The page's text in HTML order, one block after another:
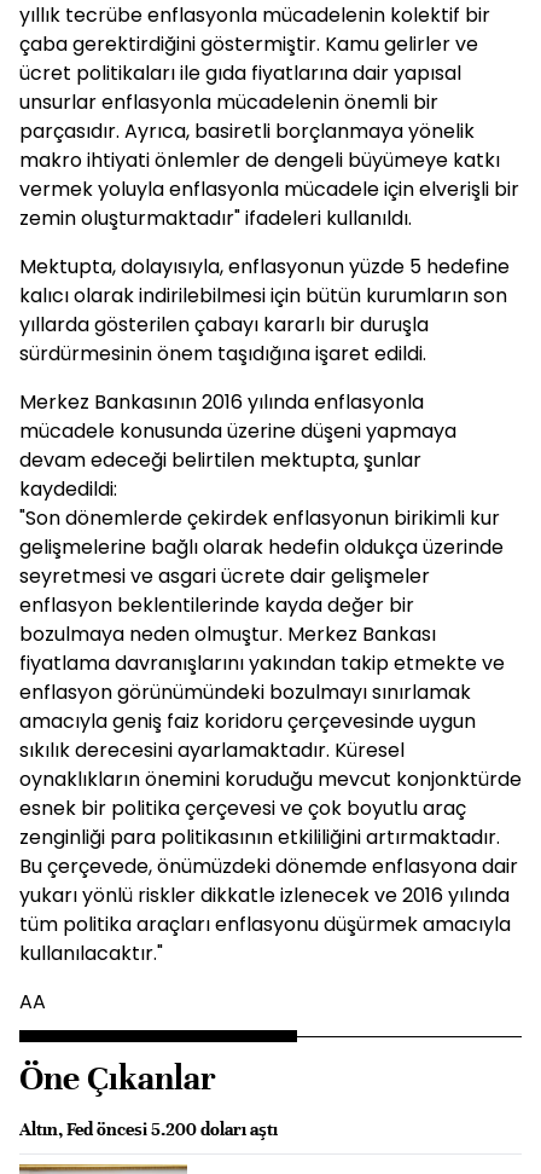
yıllık tecrübe enflasyonla mücadelenin kolektif bir
çaba gerektirdiğini göstermiştir. Kamu gelirler ve
ücret politikaları ile gıda fiyatlarına dair yapısal
unsurlar enflasyonla mücadelenin önemli bir
parçasıdır. Ayrıca, basiretli borçlanmaya yönelik
makro ihtiyati önlemler de dengeli büyümeye katkı
vermek yoluyla enflasyonla mücadele için elverişli bir
zemin oluşturmaktadır" ifadeleri kullanıldı.
Mektupta, dolayısıyla, enflasyonun yüzde 5 hedefine
kalıcı olarak indirilebilmesi için bütün kurumların son
yıllarda gösterilen çabayı kararlı bir duruşla
sürdürmesinin önem taşıdığına işaret edildi.
Merkez Bankasının 2016 yılında enflasyonla
mücadele konusunda üzerine düşeni yapmaya
devam edeceği belirtilen mektupta, şunlar
kaydedildi:
"Son dönemlerde çekirdek enflasyonun birikimli kur
gelişmelerine bağlı olarak hedefin oldukça üzerinde
seyretmesi ve asgari ücrete dair gelişmeler
enflasyon beklentilerinde kayda değer bir
bozulmaya neden olmuştur. Merkez Bankası
fiyatlama davranışlarını yakından takip etmekte ve
enflasyon görünümündeki bozulmayı sınırlamak
amacıyla geniş faiz koridoru çerçevesinde uygun
sıkılık derecesini ayarlamaktadır. Küresel
oynaklıkların önemini koruduğu mevcut konjonktürde
esnek bir politika çerçevesi ve çok boyutlu araç
zenginliği para politikasının etkililiğini artırmaktadır.
Bu çerçevede, önümüzdeki dönemde enflasyona dair
yukarı yönlü riskler dikkatle izlenecek ve 2016 yılında
tüm politika araçları enflasyonu düşürmek amacıyla
kullanılacaktır."
AA
Öne Çıkanlar
Altın, Fed öncesi 5.200 doları aştı